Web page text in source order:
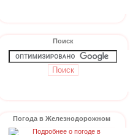
Поиск
Погода в Железнодорожном